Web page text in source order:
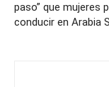
paso” que mujeres
conducir en Arabia